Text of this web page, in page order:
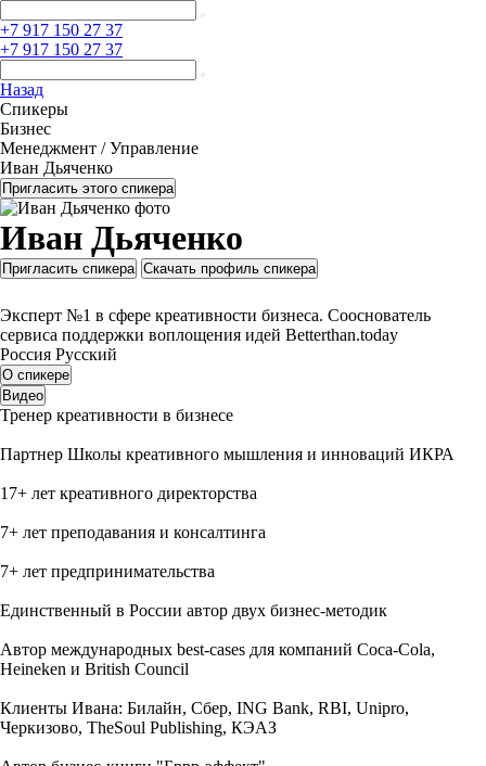
+7 917 150 27 37
+7 917 150 27 37
Назад
Спикеры
Бизнес
Менеджмент / Управление
Иван Дьяченко
Пригласить этого спикера
Иван Дьяченко
Пригласить спикера Скачать профиль спикера
Эксперт №1 в сфере креативности бизнеса. Сооснователь
сервиса поддержки воплощения идей Betterthan.today
Россия Русский
О спикере
Видео
Тренер креативности в бизнесе
Партнер Школы креативного мышления и инноваций ИКРА
17+ лет креативного директорства
7+ лет преподавания и консалтинга
7+ лет предпринимательства
Единственный в России автор двух бизнес-методик
Автор международных best-cases для компаний Coca-Cola,
Heineken и British Council
Клиенты Ивана: Билайн, Сбер, ING Bank, RBI, Unipro,
Черкизово, TheSoul Publishing, КЭАЗ